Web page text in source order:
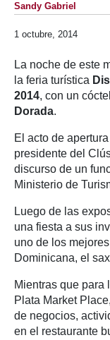
Sandy Gabriel
1 octubre, 2014
La noche de este
la feria turística
2014, con un
Dorada.
El acto de
presidente del
discurso de un
Ministerio de
Luego de las
una fiesta a sus
uno de los
Dominicana, el
Mientras que para
Plata Market
de negocios,
en el restaurante